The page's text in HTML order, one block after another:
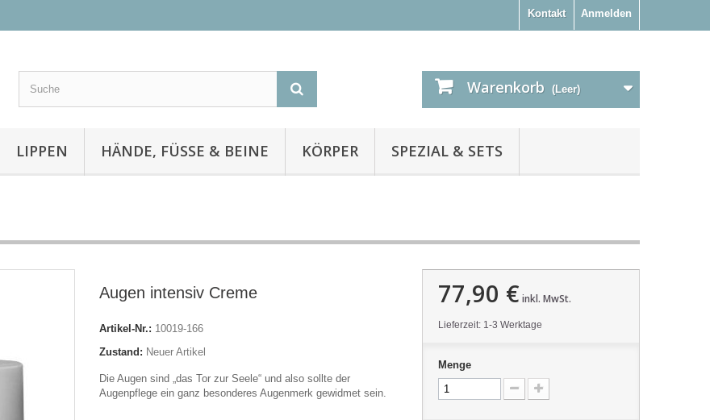
Anmelden
Kontakt
Warenkorb (Leer)
LIPPEN HÄNDE, FÜSSE & BEINE KÖRPER SPEZIAL & SETS
Augen intensiv Creme
Artikel-Nr.: 10019-166
Zustand: Neuer Artikel
Die Augen sind „das Tor zur Seele“ und also sollte der
Augenpflege ein ganz besonderes Augenmerk gewidmet sein.
77,90 € inkl. MwSt.
Lieferzeit: 1-3 Werktage
Menge